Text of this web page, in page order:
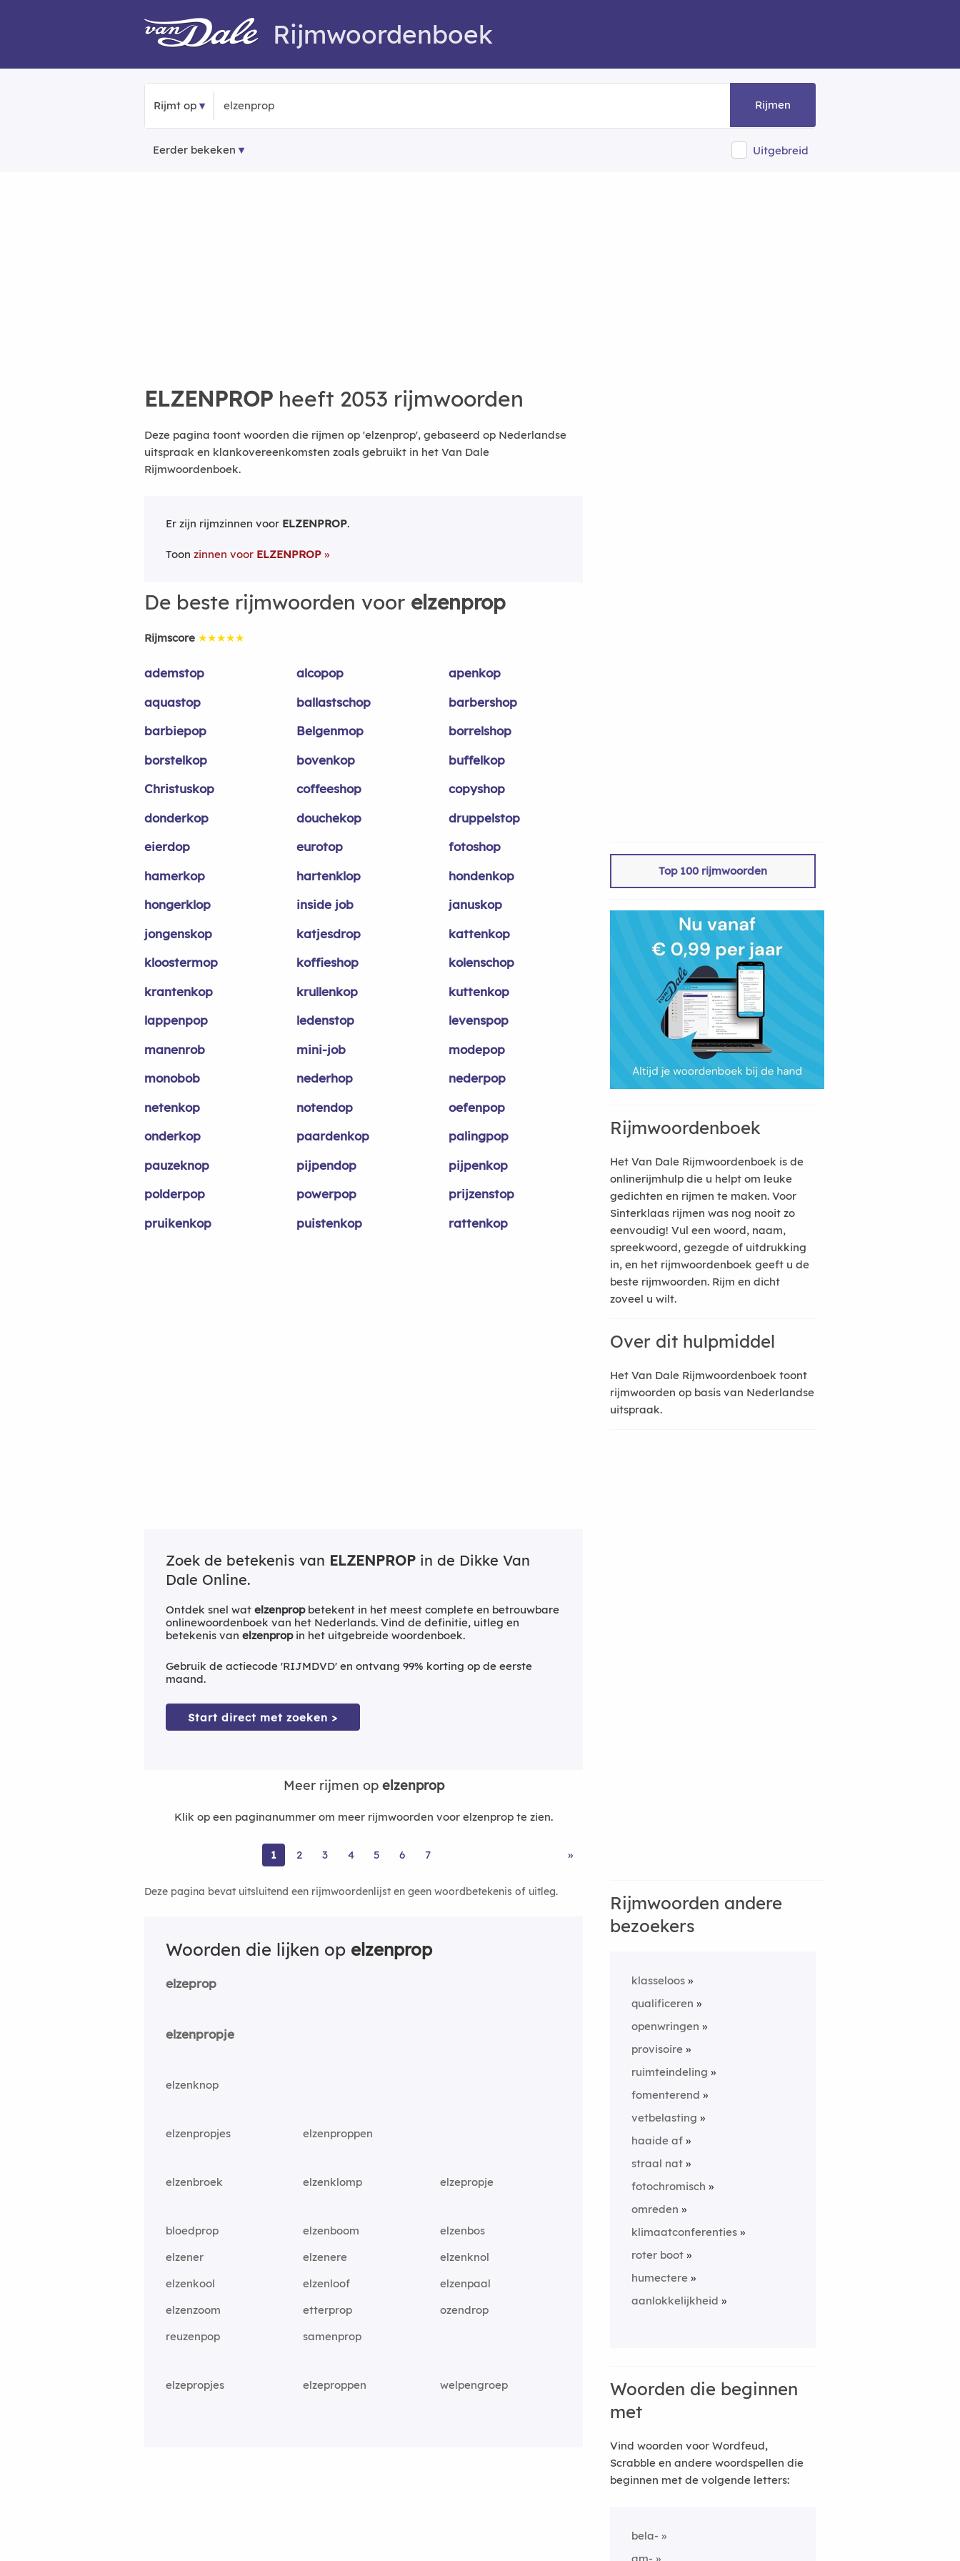
Rijmwoordenboek
Rijmt op Rijmen
Eerder bekeken Uitgebreid
ELZENPROP heeft 2053 rijmwoorden
Deze pagina toont woorden die rijmen op 'elzenprop', gebaseerd op Nederlandse
uitspraak en klankovereenkomsten zoals gebruikt in het Van Dale
Rijmwoordenboek.
Er zijn rijmzinnen voor ELZENPROP.
Toon zinnen voor ELZENPROP
De beste rijmwoorden voor elzenprop
Rijmscore ★★★★★
ademstop alcopop
apenkop
aquastop
ballastschop
barbershop
barbiepop
Belgenmop
borrelshop
borstelkop
bovenkop
buffelkop
Christuskop
coffeeshop
copyshop
donderkop
douchekop
druppelstop
eierdop
eurotop
fotoshop
hamerkop
hartenklop
hondenkop
hongerklop
inside job
januskop
jongenskop
katjesdrop
kattenkop
kloostermop
koffieshop
kolenschop
krantenkop
krullenkop
kuttenkop
lappenpop
ledenstop
levenspop
manenrob
mini-job
modepop
monobob
nederhop
nederpop
netenkop
notendop
oefenpop
onderkop
paardenkop
palingpop
pauzeknop
pijpendop
pijpenkop
polderpop
powerpop
prijzenstop
pruikenkop
puistenkop rattenkop
Zoek de betekenis van ELZENPROP in de Dikke Van
Dale Online.
Ontdek snel wat elzenpropbetekent in het meest complete en betrouwbare
onlinewoordenboek van het Nederlands. Vind de definitie, uitleg en
betekenis van elzenpropin het uitgebreide woordenboek.
Gebruik de actiecode 'RIJMDVD' en ontvang 99% korting op de eerste
maand.
Start direct met zoeken >
Meer rijmen op elzenprop
Klik op een paginanummer om meer rijmwoorden voor elzenprop te zien.
1 2 3 4 5 6 7 »
Deze pagina bevat uitsluitend een rijmwoordenlijst en geen woordbetekenis of uitleg.
Woorden die lijken op elzenprop
elzeprop
elzenpropje
elzenknop
elzenpropjes elzenproppen
elzenbroek elzenklomp elzepropje
bloedprop elzenboom
elzenbos
elzener
elzenere
elzenknol
elzenkool
elzenloof
elzenpaal
elzenzoom
etterprop
ozendrop
reuzenpop
samenprop
elzepropjes elzeproppen welpengroep
Top 100 rijmwoorden
Rijmwoordenboek
Het Van Dale Rijmwoordenboek is de
onlinerijmhulp die u helpt om leuke
gedichten en rijmen te maken. Voor
Sinterklaas rijmen was nog nooit zo
eenvoudig! Vul een woord, naam,
spreekwoord, gezegde of uitdrukking
in, en het rijmwoordenboek geeft u de
beste rijmwoorden. Rijm en dicht
zoveel u wilt.
Over dit hulpmiddel
Het Van Dale Rijmwoordenboek toont
rijmwoorden op basis van Nederlandse
uitspraak.
Rijmwoorden andere
bezoekers
klasseloos
qualificeren
openwringen
provisoire
ruimteindeling
fomenterend
vetbelasting
haaide af
straal nat
fotochromisch
omreden
klimaatconferenties
roter boot
humectere
aanlokkelijkheid
Woorden die beginnen
met
Vind woorden voor Wordfeud,
Scrabble en andere woordspellen die
beginnen met de volgende letters:
bela-